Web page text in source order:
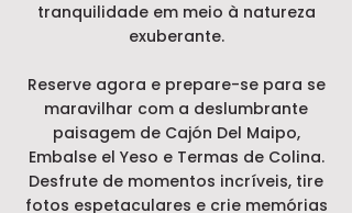
tranquilidade em meio à natureza
exuberante.
Reserve agora e prepare-se para se
maravilhar com a deslumbrante
paisagem de Cajón Del Maipo,
Embalse el Yeso e Termas de Colina.
Desfrute de momentos incríveis, tire
fotos espetaculares e crie memórias